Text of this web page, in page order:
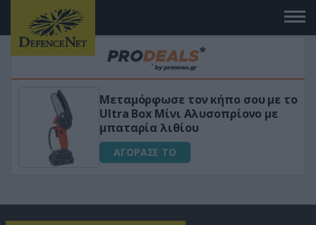
«Μαγική» φόρμουλα τριβόλι + VIP
για αύξηση της λίμπιντο
ΑΓΟΡΑΣΕ ΤΟ